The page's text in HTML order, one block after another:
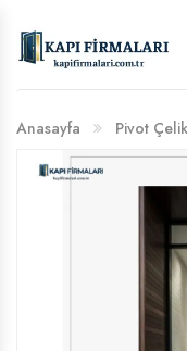
BANKA HESAP
Anasayfa Pivot
Geniş Girişler İçin